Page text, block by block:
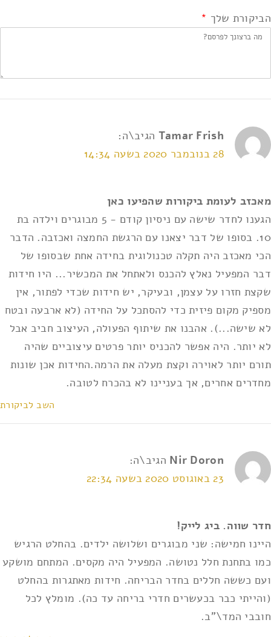
הביקורת שלך *
Tamar Frish הגיב\ה:
28 בנובמבר 2020 בשעה 14:34
מאכזב לעומת ביקורות שהפיעו כאן
הגענו לחדר שישה עם ניסיון קודם - 5 מבוגרים וילדה בת
10. בסופו של דבר יצאנו עם הרגשת החמצה ואכזבה. הדבר
הכי מאכזב היה תקלה טכנולוגית בחידה אחת שבסופו של
דבר המפעיל נאלץ להכנס ולאתחל את המכשיר... היו חידות
שקצת חזרו על עצמן, ובעיקר, יש חידות שכדי לפתור, אין
מספיק מקום פיזית כדי להסתכל על החידה (לא ארבעה ובטח
לא שישה...). אהבנו את שיתוף הפעולה, העיצוב חביב אבל
לא יותר. היה אפשר להכניס יותר פרטים עיצוביים שהיה
תורם יותר לאוירה וקצת מעלה את הרמה.החידות אכן שונות
מחדרים אחרים, אך בעניינו לא בהכרח לטובה.
השב לביקורת
Nir Doron הגיב\ה:
23 באוגוסט 2020 בשעה 22:34
חדר שווה. ביג לייק!
היינו חמישה: שני מבוגרים ושלושה ילדים. בהחלט הרגיש
כמו בתחנת חלל נטושה. המפעיל היה מקסים. המתחם מושקע
ועם כששה חללים בחדר הבריחה. חידות מאתגרות בהחלט
(והייתי כבר בכעשרים חדרי בריחה עד כה). מומלץ לכל
חובבי המד\"ב.